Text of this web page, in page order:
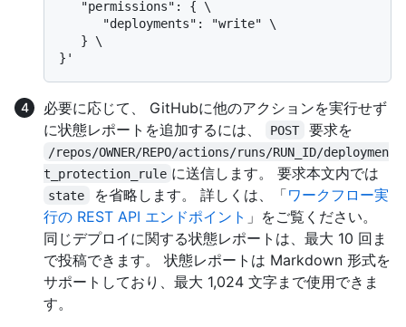
必要に応じて、 GitHubに他のアクションを実行せず
に状態レポートを追加するには、
POST 要求を
/repos/OWNER/REPO/actions/runs/RUN_ID/deploymen
t_protection_rule に送信します。 要求本文内では
state を省略します。 詳しくは、「ワークフロー実
行の REST API エンドポイント 」をご覧ください。
同じデプロイに関する状態レポートは、最大 10 回ま
で投稿できます。 状態レポートは Markdown 形式を
サポートしており、最大 1,024 文字まで使用できま
す。